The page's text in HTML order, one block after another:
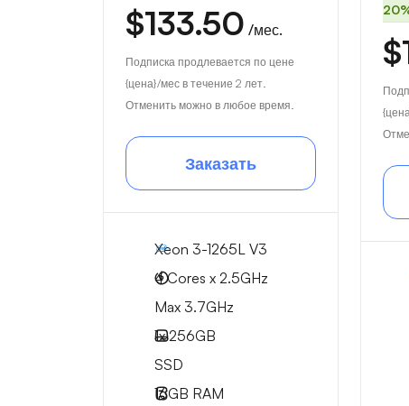
$133.50 /мес.
Подписка продлевается по цене
{цена}/мес в течение 2 лет.
Отменить можно в любое время.
Заказать
Xeon 3-1265L V3
4 Cores x 2.5GHz
Max 3.7GHz
1x256GB
SSD
16GB RAM